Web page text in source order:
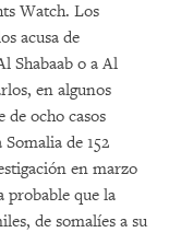
Watch. Los
acusa de
Shabaab o a Al
en algunos
de ocho casos
de 152
en marzo
probable que la
de somalíes a su